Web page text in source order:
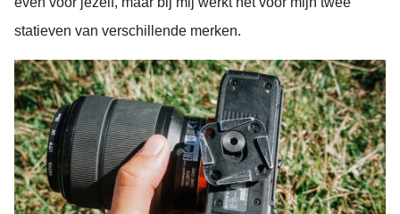
statieven van verschillende merken.